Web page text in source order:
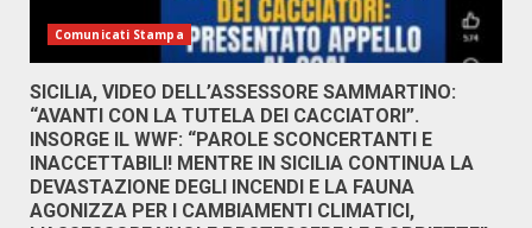
Comunicati Stampa
SICILIA, VIDEO DELL’ASSESSORE SAMMARTINO:
“AVANTI CON LA TUTELA DEI CACCIATORI”.
INSORGE IL WWF: “PAROLE SCONCERTANTI E
INACCETTABILI! MENTRE IN SICILIA CONTINUA LA
DEVASTAZIONE DEGLI INCENDI E LA FAUNA
AGONIZZA PER I CAMBIAMENTI CLIMATICI,